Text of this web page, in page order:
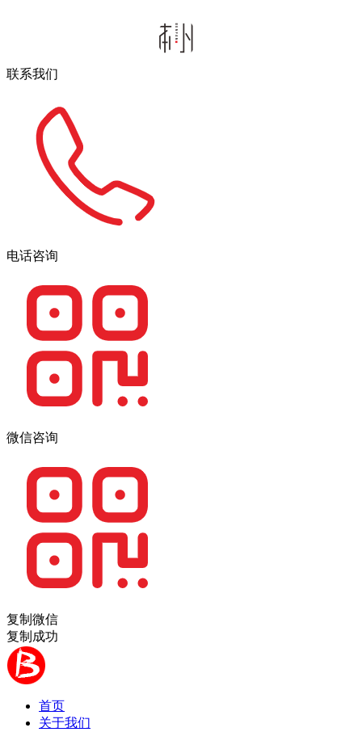
联系我们
电话咨询
微信咨询
复制微信
复制成功
首页
关于我们